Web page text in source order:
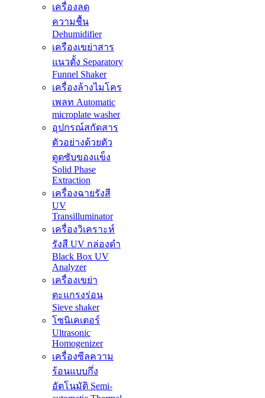
เครื่องลด
ความชื้น
Dehumidifier
เครืองเขย่าสาร
แนวตั้ง Separatory
Funnel Shaker
เครื่องล้างไมโคร
เพลท Automatic
microplate washer
อุปกรณ์สกัดสาร
ตัวอย่างด้วยตัว
ดูดซับของแข็ง
Solid Phase
Extraction
เครื่องฉายรังสี
UV
Transilluminator
เครื่องวิเคราะห์
รังสี UV กล่องดำ
Black Box UV
Analyzer
เครื่องเขย่า
ตะแกรงร่อน
Sieve shaker
โซนิเคเตอร์
Ultrasonic
Homogenizer
เครื่องซีลความ
ร้อนแบบกึ่ง
อัตโนมัติ Semi-